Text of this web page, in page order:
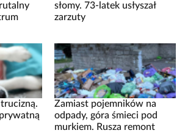
słomy. 73-latek usłyszał
zarzuty
trucizną.
Zamiast pojemników na
odpady, góra śmieci pod
murkiem. Rusza remont